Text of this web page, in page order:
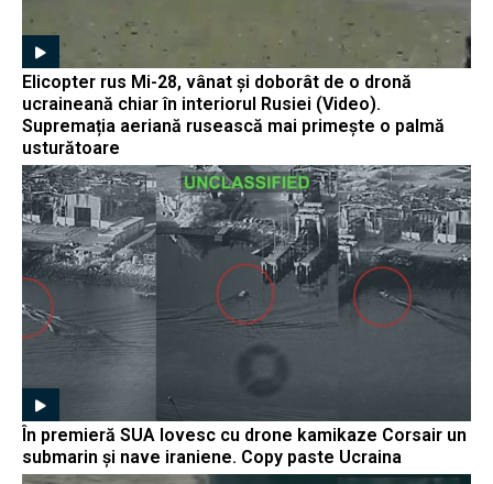
Elicopter rus Mi-28, vânat și doborât de o dronă
ucraineană chiar în interiorul Rusiei (Video).
Supremația aeriană rusească mai primește o palmă
usturătoare
În premieră SUA lovesc cu drone kamikaze Corsair un
submarin și nave iraniene. Copy paste Ucraina